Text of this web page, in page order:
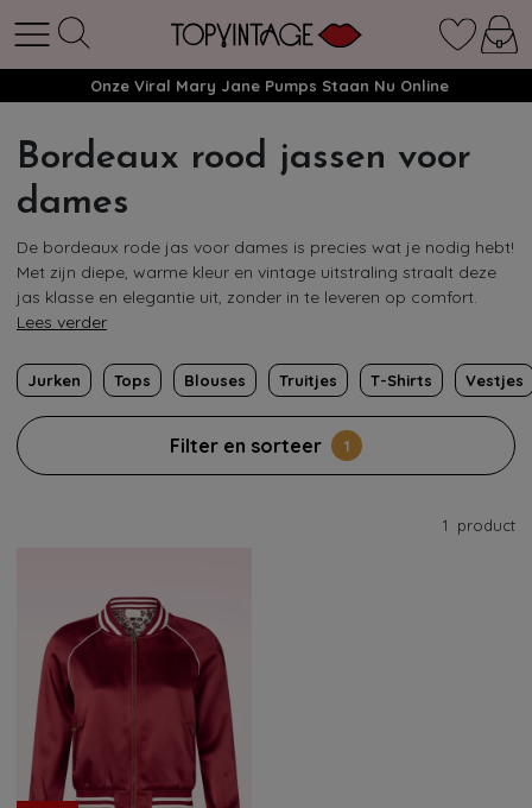
Onze Viral Mary Jane Pumps Staan Nu Online
Bordeaux rood jassen voor
dames
De bordeaux rode jas voor dames is precies wat je nodig hebt!
Met zijn diepe, warme kleur en vintage uitstraling straalt deze
jas klasse en elegantie uit, zonder in te leveren op comfort.
Lees verder
Jurken Tops Blouses Truitjes T-Shirts Vestjes
Filter en sorteer 1
1 product